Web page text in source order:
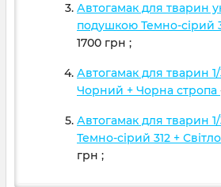
Автогамак для тварин
подушкою Темно-сірий
1700 грн ;
Автогамак для тварин
Чорний + Чорна стропа
Автогамак для тварин
Темно-сірий 312 +
грн ;